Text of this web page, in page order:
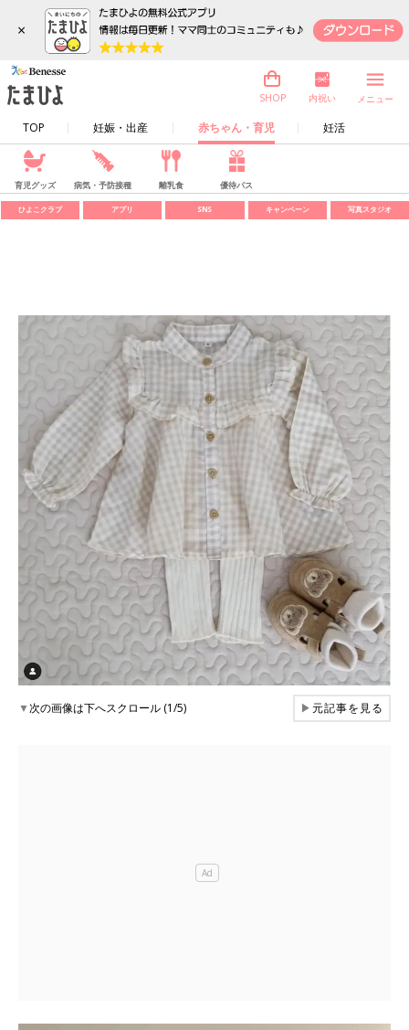
×
TOP 妊娠・出産 赤ちゃん・育児 妊活
SHOP 内祝い メニュー
育児グッズ 病気・予防接種 離乳食 優待パス
ひよこクラブ アプリ SNS キャンペーン 写真スタジオ
▼次の画像は下へスクロール (1/5) ▶元記事を見る